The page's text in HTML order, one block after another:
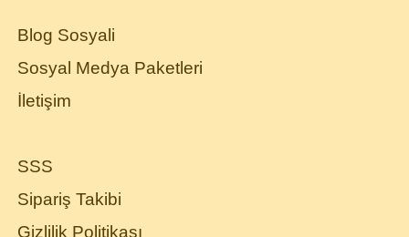
Blog Sosyali
Sosyal Medya Paketleri
İletişim
SSS
Sipariş Takibi
Gizlilik Politikası